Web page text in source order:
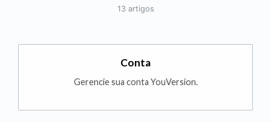
13 artigos
Conta
Gerencie sua conta YouVersion.